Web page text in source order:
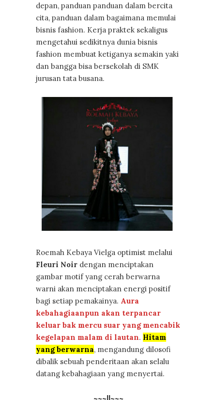
depan, panduan panduan dalam bercita
cita, panduan dalam bagaimana memulai
bisnis fashion. Kerja praktek sekaligus
mengetahui sedikitnya dunia bisnis
fashion membuat ketiganya semakin yaki
dan bangga bisa bersekolah di SMK
jurusan tata busana.
Roemah Kebaya Vielga optimist melalui
Fleuri Noir dengan menciptakan
gambar motif yang cerah berwarna
warni akan menciptakan energi positif
bagi setiap pemakainya. Aura
kebahagiaanpun akan terpancar
keluar bak mercu suar yang mencabik
kegelapan malam di lautan. Hitam
yang berwarna, mengandung dilosofi
dibalik sebuah penderitaan akan selalu
datang kebahagiaan yang menyertai.